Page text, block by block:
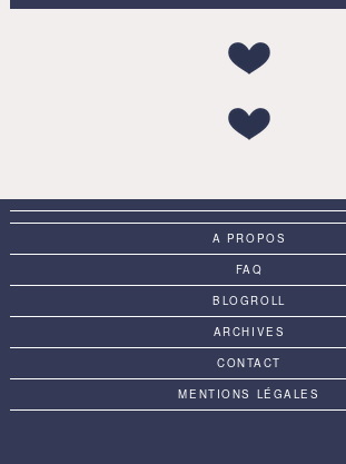
A PROPOS
FAQ
BLOGROLL
ARCHIVES
CONTACT
MENTIONS LÉGALES